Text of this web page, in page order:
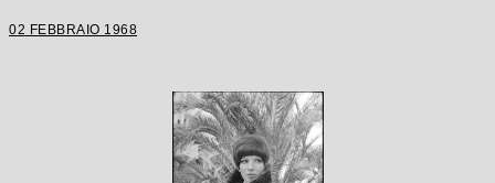
02 FEBBRAIO 1968